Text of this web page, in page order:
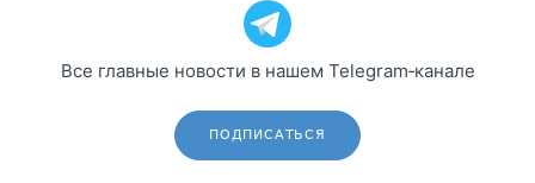
Все главные новости в нашем Telegram‑канале
ПОДПИСАТЬСЯ